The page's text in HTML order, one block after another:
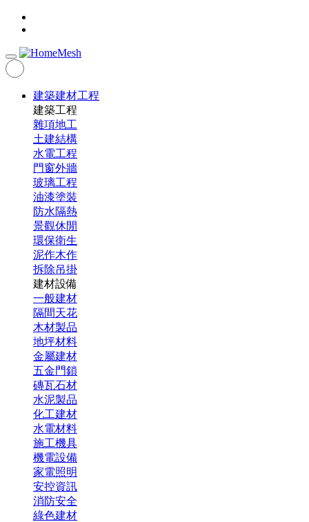
建築建材工程
建築工程
雜項地工
土建結構
水電工程
門窗外牆
玻璃工程
油漆塗裝
防水隔熱
景觀休閒
環保衛生
泥作木作
拆除吊掛
建材設備
一般建材
隔間天花
木材製品
地坪材料
金屬建材
五金門鎖
磚瓦石材
水泥製品
化工建材
水電材料
施工機具
機電設備
家電照明
安控資訊
消防安全
綠色建材